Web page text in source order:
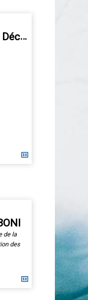
Gestion Et Valorisation Des Déchets
de la
des